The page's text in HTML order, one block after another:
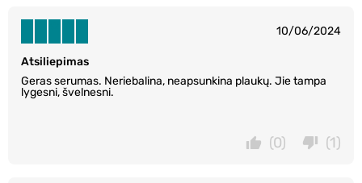
10/06/2024
Atsiliepimas
Geras serumas. Neriebalina, neapsunkina plaukų. Jie tampa
lygesni, švelnesni.
(1)
(0)